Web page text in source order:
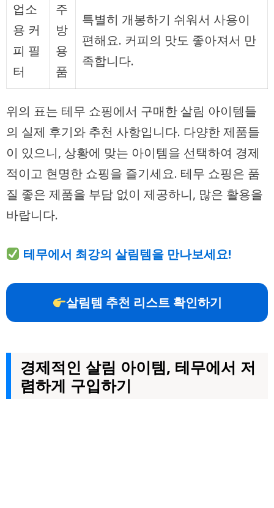
업소
용 커
피 필
터
주
방
용
품
특별히 개봉하기 쉬워서 사용이
편해요. 커피의 맛도 좋아져서 만
족합니다.
위의 표는 테무 쇼핑에서 구매한 살림 아이템들
의 실제 후기와 추천 사항입니다. 다양한 제품들
이 있으니, 상황에 맞는 아이템을 선택하여 경제
적이고 현명한 쇼핑을 즐기세요. 테무 쇼핑은 품
질 좋은 제품을 부담 없이 제공하니, 많은 활용을
바랍니다.
테무에서 최강의 살림템을 만나보세요!
살림템 추천 리스트 확인하기
경제적인 살림 아이템, 테무에서 저
렴하게 구입하기